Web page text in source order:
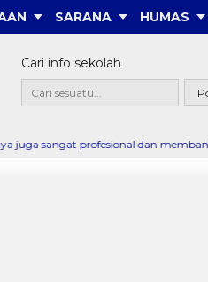
SARANA HUMAS
Cari info sekolah
dan membantu saya